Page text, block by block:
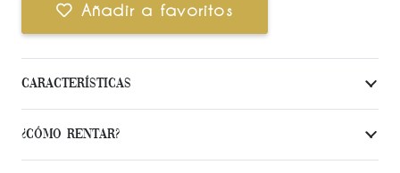
Añadir a favoritos
Características
¿Cómo Rentar?